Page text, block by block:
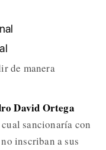
de manera
David Ortega
sancionaría con
inscriban a sus